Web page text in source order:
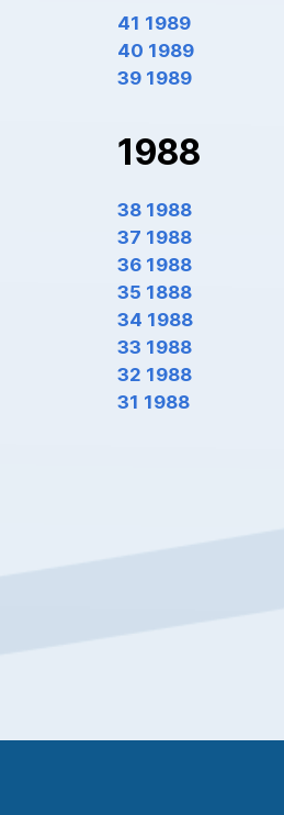
41 1989
40 1989
39 1989
1988
38 1988
37 1988
36 1988
35 1888
34 1988
33 1988
32 1988
31 1988